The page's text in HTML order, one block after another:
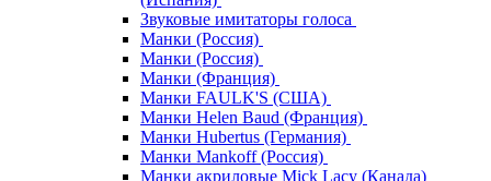
Звуковые имитаторы голоса
Манки (Россия)
Манки (Россия)
Манки (Франция)
Манки FAULK'S (США)
Манки Helen Baud (Франция)
Манки Hubertus (Германия)
Манки Mankoff (Россия)
Манки акриловые Mick Lacy (Канада)